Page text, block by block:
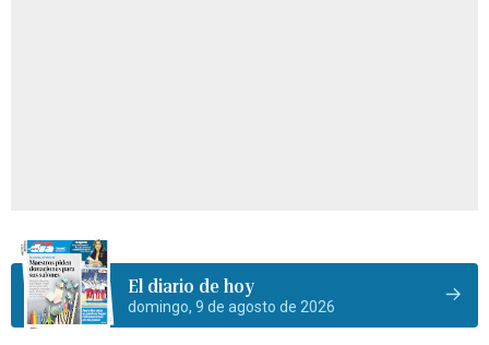
El diario de hoy
domingo, 9 de agosto de 2026